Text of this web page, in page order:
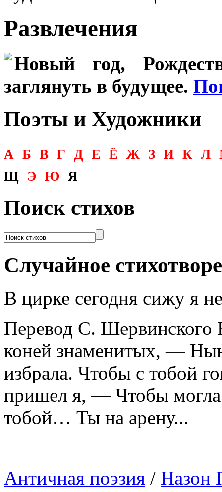
Развлечения
Новый год,
заглянуть в будущее.
Поэты и Художники
А Б В Г Д Е Ё Ж З И К Л
Щ Э Ю Я
Поиск стихов
Случайное
В цирке сегодня сижу я
Перевод С. Шервинского
коней знаменитых, —
избрала. Чтобы с тобой
пришел я, — Чтобы
тобой… Ты на арену...
Античная поэзия / Назон